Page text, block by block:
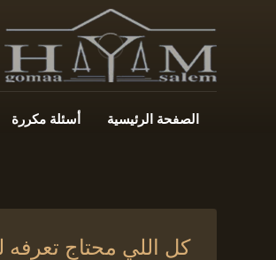
الصفحة الرئيسية أسئلة مكررة
كل اللي محتاج تعرفه